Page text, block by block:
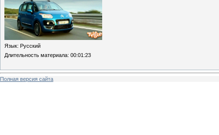
Язык: Русский
Длительность материала: 00:01:23
Полная версия сайта